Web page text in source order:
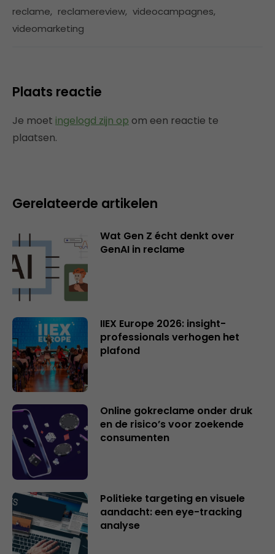
reclame, reclamereview, videocampagnes,
videomarketing
Plaats reactie
Je moet ingelogd zijn op om een reactie te
plaatsen.
Gerelateerde artikelen
Wat Gen Z écht denkt over
GenAI in reclame
IIEX Europe 2026: insight-
professionals verhogen het
plafond
Online gokreclame onder druk
en de risico’s voor zoekende
consumenten
Politieke targeting en visuele
aandacht: een eye-tracking
analyse